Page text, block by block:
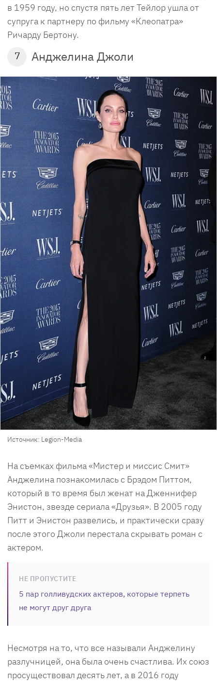
в 1959 году, но спустя пять лет Тейлор ушла от
супруга к партнеру по фильму «Клеопатра»
Ричарду Бертону.
7 Анджелина Джоли
Источник: Legion-Media
На съемках фильма «Мистер и миссис Смит»
Анджелина познакомилась с Брэдом Питтом,
который в то время был женат на Дженнифер
Энистон, звезде сериала «Друзья». В 2005 году
Питт и Энистон развелись, и практически сразу
после этого Джоли перестала скрывать роман с
актером.
НЕ ПРОПУСТИТЕ
5 пар голливудских актеров, которые терпеть
не могут друг друга
Несмотря на то, что все называли Анджелину
разлучницей, она была очень счастлива. Их союз
просуществовал десять лет, а в 2016 году